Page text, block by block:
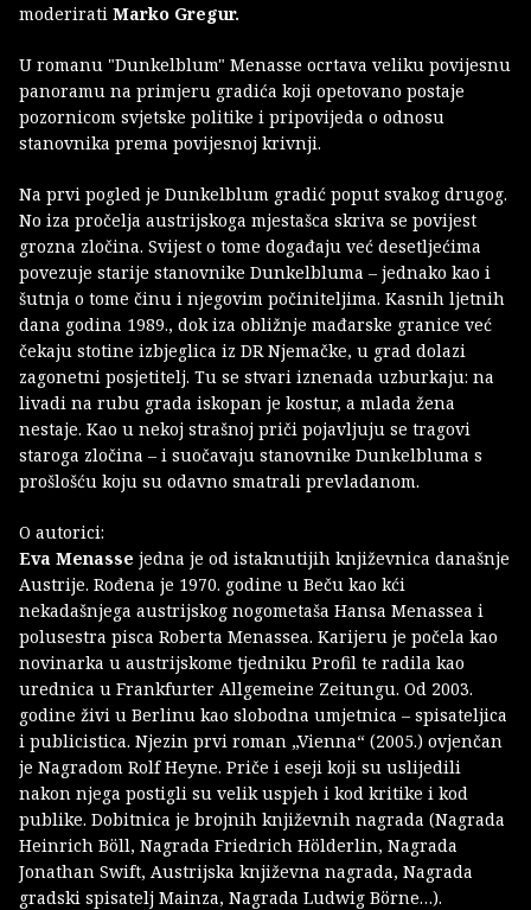
moderirati Marko Gregur.
U romanu "Dunkelblum" Menasse ocrtava veliku povijesnu
panoramu na primjeru gradića koji opetovano postaje
pozornicom svjetske politike i pripovijeda o odnosu
stanovnika prema povijesnoj krivnji.
Na prvi pogled je Dunkelblum gradić poput svakog drugog.
No iza pročelja austrijskoga mjestašca skriva se povijest
grozna zločina. Svijest o tome događaju već desetljećima
povezuje starije stanovnike Dunkelbluma – jednako kao i
šutnja o tome činu i njegovim počiniteljima. Kasnih ljetnih
dana godina 1989., dok iza obližnje mađarske granice već
čekaju stotine izbjeglica iz DR Njemačke, u grad dolazi
zagonetni posjetitelj. Tu se stvari iznenada uzburkaju: na
livadi na rubu grada iskopan je kostur, a mlada žena
nestaje. Kao u nekoj strašnoj priči pojavljuju se tragovi
staroga zločina – i suočavaju stanovnike Dunkelbluma s
prošlošću koju su odavno smatrali prevladanom.
O autorici:
Eva Menasse jedna je od istaknutijih književnica današnje
Austrije. Rođena je 1970. godine u Beču kao kći
nekadašnjega austrijskog nogometaša Hansa Menassea i
polusestra pisca Roberta Menassea. Karijeru je počela kao
novinarka u austrijskome tjedniku Profil te radila kao
urednica u Frankfurter Allgemeine Zeitungu. Od 2003.
godine živi u Berlinu kao slobodna umjetnica – spisateljica
i publicistica. Njezin prvi roman „Vienna“ (2005.) ovjenčan
je Nagradom Rolf Heyne. Priče i eseji koji su uslijedili
nakon njega postigli su velik uspjeh i kod kritike i kod
publike. Dobitnica je brojnih književnih nagrada (Nagrada
Heinrich Böll, Nagrada Friedrich Hölderlin, Nagrada
Jonathan Swift, Austrijska književna nagrada, Nagrada
gradski spisatelj Mainza, Nagrada Ludwig Börne…).